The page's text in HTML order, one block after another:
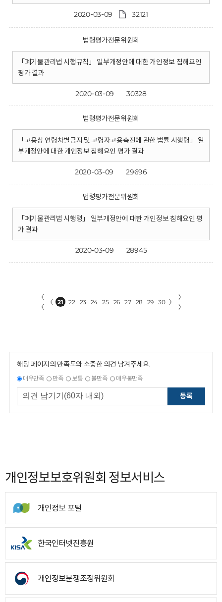
2020-03-09 32121
법령평가전문위원회
「폐기물관리법 시행규칙」 일부개정안에 대한 개인정보 침해요인
평가 결과
2020-03-09 30328
법령평가전문위원회
「고용상 연령차별금지 및 고령자고용촉진에 관한 법률 시행령」 일
부개정안에 대한 개인정보 침해요인 평가 결과
2020-03-09 29696
법령평가전문위원회
「폐기물관리법 시행령」 일부개정안에 대한 개인정보 침해요인 평
가 결과
2020-03-09 28945
〈
〈
〈 21 22 23 24 25 26 27 28 29 30 〉
〉
〉
해당 페이지의 만족도와 소중한 의견 남겨주세요.
매우만족 만족 보통 불만족 매우불만족
등록
개인정보보호위원회 정보서비스
개인정보 포털
한국인터넷진흥원
개인정보분쟁조정위원회